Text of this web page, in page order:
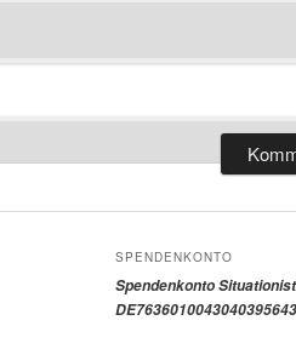
SPENDENKONTO
Spendenkonto